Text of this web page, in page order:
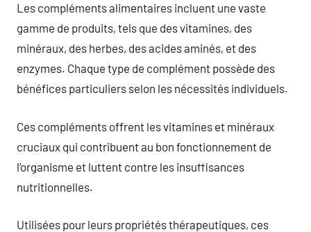
Les compléments alimentaires incluent une vaste
gamme de produits, tels que des vitamines, des
minéraux, des herbes, des acides aminés, et des
enzymes. Chaque type de complément possède des
bénéfices particuliers selon les nécessités individuels.
Ces compléments offrent les vitamines et minéraux
cruciaux qui contribuent au bon fonctionnement de
l’organisme et luttent contre les insuffisances
nutritionnelles.
Utilisées pour leurs propriétés thérapeutiques, ces